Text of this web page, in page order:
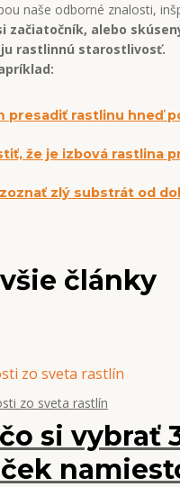
naše odborné znalosti,
začiatočník, alebo
rastlinnú starostlivosť.
presadiť rastlinu hneď
že je izbová rastlina
zlý substrát od
články
si vybrať
zo sveta rastlín